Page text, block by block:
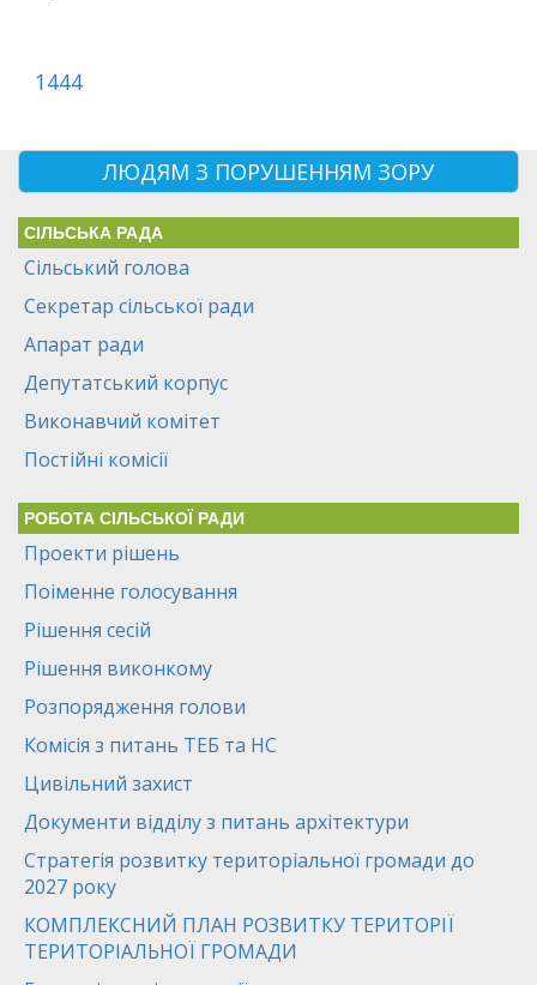
1444
ЛЮДЯМ З ПОРУШЕННЯМ ЗОРУ
СІЛЬСЬКА РАДА
Сільський голова
Секретар сільської ради
Апарат ради
Депутатський корпус
Виконавчий комітет
Постійні комісії
РОБОТА СІЛЬСЬКОЇ РАДИ
Проекти рішень
Поіменне голосування
Рішення сесій
Рішення виконкому
Розпорядження голови
Комісія з питань ТЕБ та НС
Цивільний захист
Документи відділу з питань архітектури
Стратегія розвитку територіальної громади до
2027 року
КОМПЛЕКСНИЙ ПЛАН РОЗВИТКУ ТЕРИТОРІЇ
ТЕРИТОРІАЛЬНОЇ ГРОМАДИ